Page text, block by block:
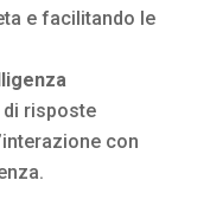
e facilitando le
di risposte
con